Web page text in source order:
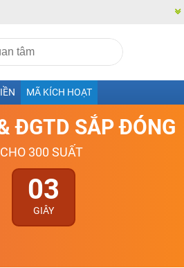
MÃ KÍCH HOẠT
ĐGTD SẮP ĐÓNG
300 SUẤT
03
GIÂY